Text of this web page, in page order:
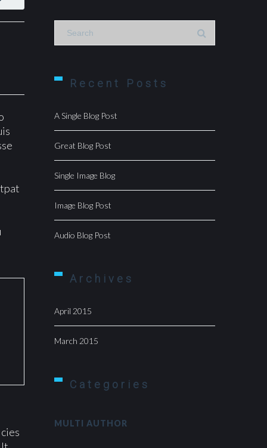
Recent Posts
A Single Blog Post
Great Blog Post
Single Image Blog
Image Blog Post
Audio Blog Post
Archives
April 2015
March 2015
Categories
MULTI AUTHOR